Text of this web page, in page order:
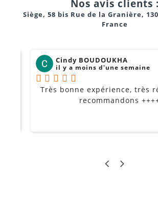
Nos avis clients :
Siège, 58 bis Rue de la Granière,
France
Cindy BOUDOUKHA
il y a moins d'une semaine
Très bonne expérience, très
recommandons